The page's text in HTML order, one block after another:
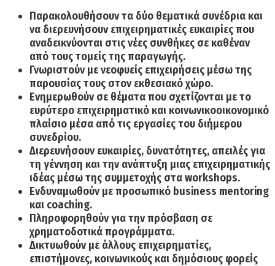
Παρακολουθήσουν τα δύο θεματικά συνέδρια και
να διερευνήσουν επιχειρηματικές ευκαιρίες που
αναδεικνύονται στις νέες συνθήκες σε καθέναν
από τους τομείς της παραγωγής.
Γνωριστούν με νεοφυείς επιχειρήσεις μέσω της
παρουσίας τους στον εκθεσιακό χώρο.
Ενημερωθούν σε θέματα που σχετίζονται με το
ευρύτερο επιχειρηματικό και κοινωνικοοικονομικό
πλαίσιο μέσα από τις εργασίες του διήμερου
συνεδρίου.
Διερευνήσουν ευκαιρίες, δυνατότητες, απειλές για
τη γέννηση και την ανάπτυξη μιας επιχειρηματικής
ιδέας μέσω της συμμετοχής στα workshops.
Ενδυναμωθούν με προσωπικό business mentoring
και coaching.
Πληροφορηθούν για την πρόσβαση σε
χρηματοδοτικά προγράμματα.
Δικτυωθούν με άλλους επιχειρηματίες,
επιστήμονες, κοινωνικούς και δημόσιους φορείς